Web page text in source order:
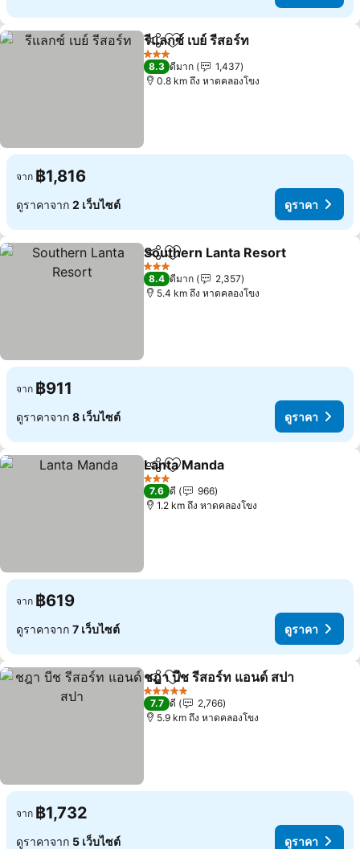
แชร์ เพิ่มในรายการโปรด
รีแลกซ์ เบย์ รีสอร์ท
3 ดาว
8.3 ดีมาก
1,437
0.8 km ถึง หาดคลองโขง
จาก ฿1,816
ดูราคาจาก 2 เว็บไซต์ ดูราคา
แชร์ เพิ่มในรายการโปรด
Southern Lanta Resort
3 ดาว
8.4 ดีมาก
2,357
5.4 km ถึง หาดคลองโขง
จาก ฿911
ดูราคาจาก 8 เว็บไซต์ ดูราคา
แชร์ เพิ่มในรายการโปรด
Lanta Manda
3 ดาว
7.6 ดี
966
1.2 km ถึง หาดคลองโขง
จาก ฿619
ดูราคาจาก 7 เว็บไซต์ ดูราคา
แชร์ เพิ่มในรายการโปรด
ชฎา บีช รีสอร์ท แอนด์ สปา
5 ดาว
7.7 ดี
2,766
5.9 km ถึง หาดคลองโขง
จาก ฿1,732
ดูราคาจาก 5 เว็บไซต์ ดูราคา